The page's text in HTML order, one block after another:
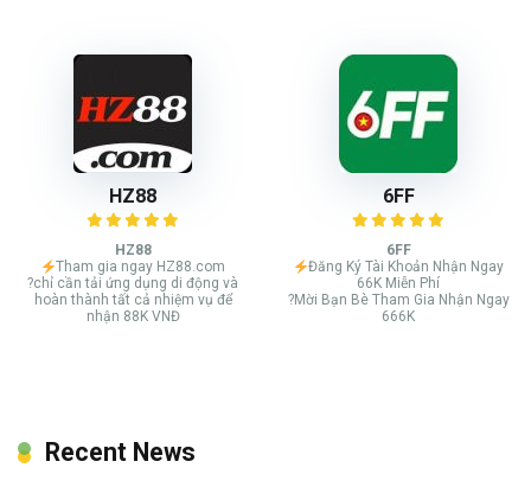
HZ88
HZ88
Tham gia ngay HZ88.com
?chỉ cần tải ứng dụng di động và
hoàn thành tất cả nhiệm vụ để
nhận 88K VNĐ
6FF
6FF
Đăng Ký Tài Khoản Nhận Ngay
66K Miễn Phí
?Mời Bạn Bè Tham Gia Nhận Ngay
666K
Recent News